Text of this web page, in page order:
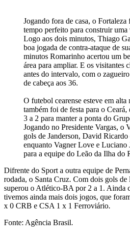
Jogando fora de casa, o
tempo perfeito para construir uma
Logo aos dois minutos, Thiago
boa jogada de contra-ataque de
minutos Romarinho acertou um
área para ampliar. E os visitantes
antes do intervalo, com o
de cabeça aos 36.
O futebol cearense esteve em alta
também foi de festa para o
3 a 2 para manter a ponta do
Jogando no Presidente Vargas, o
gols de Janderson, David
enquanto Vagner Love e Luciano
para a equipe do Leão da Ilha do
Difrente do Sport a outra equipe de
rodada, o Santa Cruz. Com dois gols
superou o Atlético-BA por 2 a 1. Ainda
tivemos ainda mais dois jogos, que
x 0 CRB e CSA 1 x 1 Ferroviário.
Fonte: Agência Brasil.